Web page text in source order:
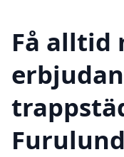
Få alltid
Furulund